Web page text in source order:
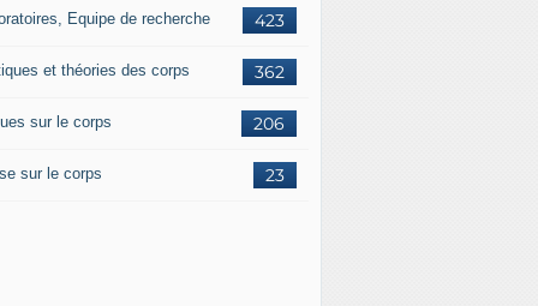
423
Equipe de recherche
362
et théories des corps
206
sur le corps
23
sur le corps